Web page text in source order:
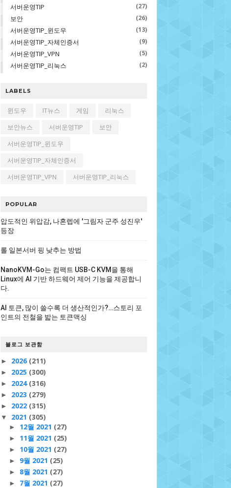
서버운영TIP (27)
보안 (26)
서버운영TIP_윈도우 (13)
서버운영TIP_자체인증서 (9)
서버운영TIP_VPN (5)
서버운영TIP_리눅스 (2)
LABELS
윈도우 IT뉴스 게임
리눅스
보안뉴스
서버운영TIP
보안
서버운영TIP_윈도우
서버운영TIP_자체인증서
서버운영TIP_VPN
서버운영TIP_리눅스
POPULAR
압도적인 위압감, 나혼렙에 '그림자 군주 성진우'
등장
롤 일본서버 핑 낮추는 방법
NanoKVM-Go는 컴팩트 USB-C KVM을 통해
Linux에 AI 기반 하드웨어 제어 기능을 제공합니
다.
AI 토큰, 많이 쓸수록 더 생산적인가?…스토리 포
인트의 전철을 밟는 토큰맥싱
블로그 보관함
► 2026 (211)
► 2025 (300)
► 2024 (316)
► 2023 (279)
► 2022 (315)
▼ 2021 (305)
► 12월 2021 (27)
► 11월 2021 (25)
► 10월 2021 (27)
► 9월 2021 (25)
► 8월 2021 (27)
► 7월 2021 (27)